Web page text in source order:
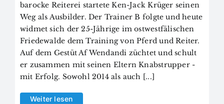
barocke Reiterei startete Ken-Jack Krüger seinen
Weg als Ausbilder. Der Trainer B folgte und heute
widmet sich der 25-Jährige im ostwestfälischen
Friedewalde dem Training von Pferd und Reiter.
Auf dem Gestüt Af Wendandi züchtet und schult
er zusammen mit seinen Eltern Knabstrupper -
mit Erfolg. Sowohl 2014 als auch [...]
Weiter lesen